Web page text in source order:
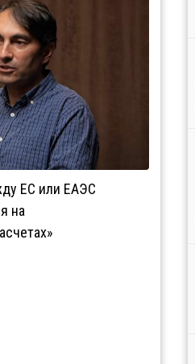
ЕС или ЕАЭС
на